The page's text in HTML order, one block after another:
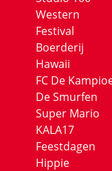
Western
Festival
Boerderij
Hawaii
FC De
De Smurfen
Super Mario
KALA17
Feestdagen
Hippie